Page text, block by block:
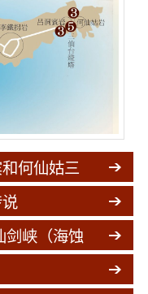
何仙姑三
剑峡（海蚀